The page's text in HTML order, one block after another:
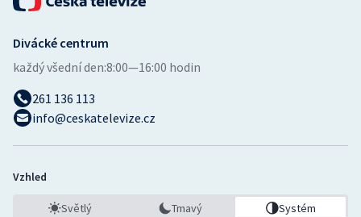
Divácké centrum
každý všední den:8:00—16:00 hodin
261 136 113
info@ceskatelevize.cz
Vzhled
Světlý Tmavý Systém